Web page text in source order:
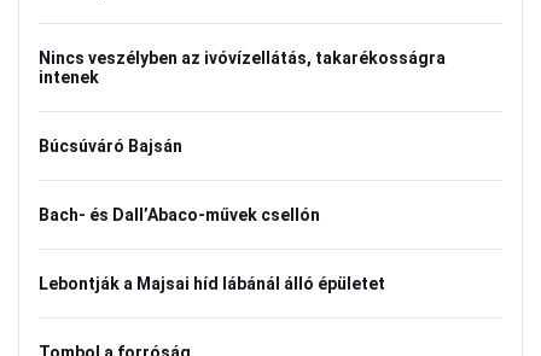
Nincs veszélyben az ivóvízellátás, takarékosságra
intenek
Búcsúváró Bajsán
Bach- és Dall’Abaco-művek csellón
Lebontják a Majsai híd lábánál álló épületet